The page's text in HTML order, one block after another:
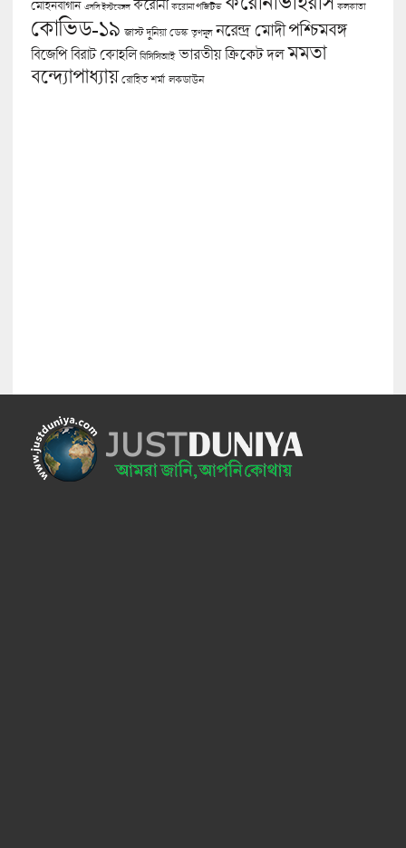
মোহনবাগান এসসি ইস্টবেঙ্গল করোনা করোনা পজিটিভ কলকাতা
কোভিড-১৯ জাস্ট দুনিয়া ডেস্ক তৃণমূল নরেন্দ্র মোদী পশ্চিমবঙ্গ
বিজেপি বিরাট কোহলি বিসিসিআই ভারতীয় ক্রিকেট দল মমতা
বন্দ্যোপাধ্যায় রোহিত শর্মা লকডাউন